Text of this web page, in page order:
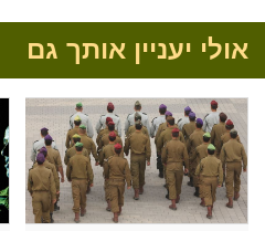
אולי יעניין אותך גם